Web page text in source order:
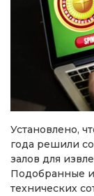
Установлено,
года решили
залов для
Подобранные
технических